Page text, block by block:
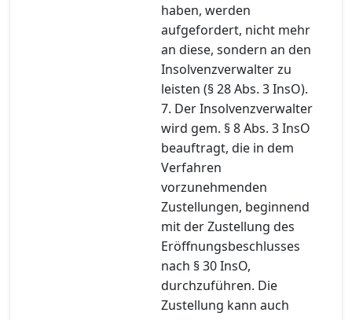
haben, werden
aufgefordert, nicht mehr
an diese, sondern an den
Insolvenzverwalter zu
leisten (§ 28 Abs. 3 InsO).
7. Der Insolvenzverwalter
wird gem. § 8 Abs. 3 InsO
beauftragt, die in dem
Verfahren
vorzunehmenden
Zustellungen, beginnend
mit der Zustellung des
Eröffnungsbeschlusses
nach § 30 InsO,
durchzuführen. Die
Zustellung kann auch